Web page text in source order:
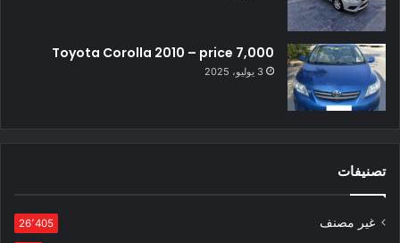
Toyota Corolla 2010 – price 7,000
3 يوليو، 2025
تصنيفات
غير مصنف 26٬405